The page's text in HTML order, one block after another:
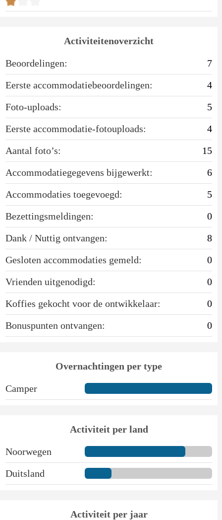
Activiteitenoverzicht
Beoordelingen:
7
Eerste accommodatiebeoordelingen:
4
Foto-uploads:
5
Eerste accommodatie-fotouploads:
4
Aantal foto’s:
15
Accommodatiegegevens bijgewerkt:
6
Accommodaties toegevoegd:
5
Bezettingsmeldingen:
0
Dank / Nuttig ontvangen:
8
Gesloten accommodaties gemeld:
0
Vrienden uitgenodigd:
0
Koffies gekocht voor de ontwikkelaar:
0
Bonuspunten ontvangen:
0
Overnachtingen per type
Camper
Activiteit per land
Noorwegen
Duitsland
Activiteit per jaar